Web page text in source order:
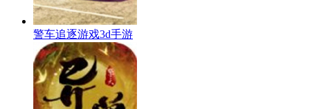
警车追逐游戏3d手游